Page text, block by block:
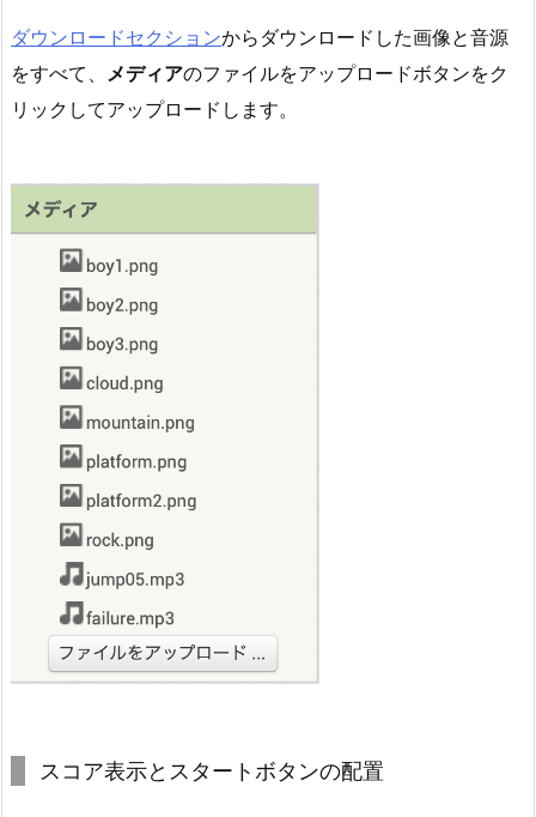
ダウンロードセクションからダウンロードした画像と音源
をすべて、 メディアのファイルをアップロードボタンをク
リックしてアップロードします。
スコア表示とスタートボタンの配置